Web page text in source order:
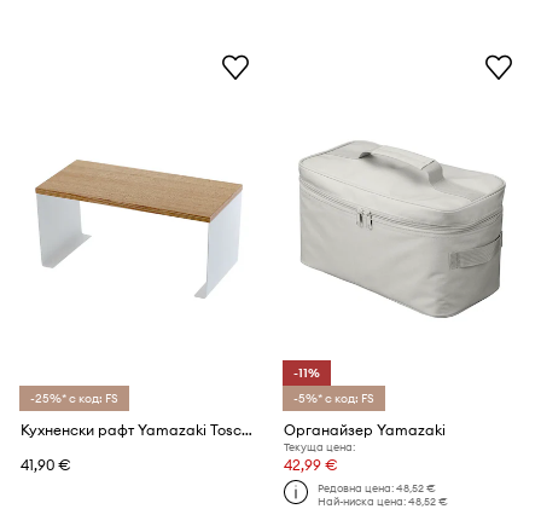
-25%* с код: FS
Кухненски рафт Yamazaki Tosca 30,5 x 14 x 14,5 cm
41,90 €
-11%
-5%* с код: FS
Органайзер Yamazaki
Текуща цена:
42,99 €
Редовна цена:48,52 €
Най-ниска цена:48,52 €